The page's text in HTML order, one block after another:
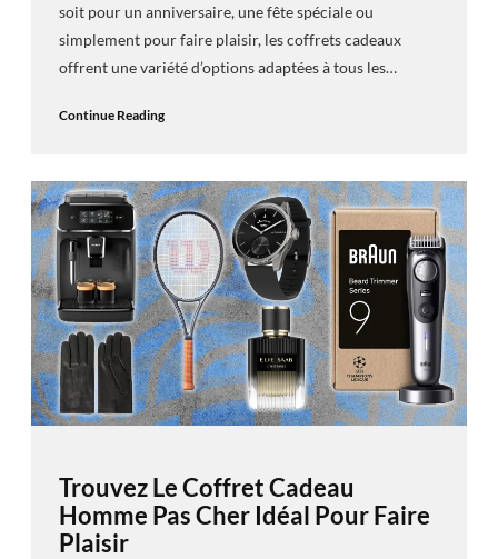
soit pour un anniversaire, une fête spéciale ou
simplement pour faire plaisir, les coffrets cadeaux
offrent une variété d’options adaptées à tous les…
Continue Reading
Trouvez Le Coffret Cadeau
Homme Pas Cher Idéal Pour Faire
Plaisir